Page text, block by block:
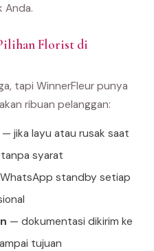
Anda.
Florist di
tapi WinnerFleur punya
ribuan pelanggan:
— jika layu atau rusak saat
syarat
standby setiap
— dokumentasi dikirim ke
tujuan